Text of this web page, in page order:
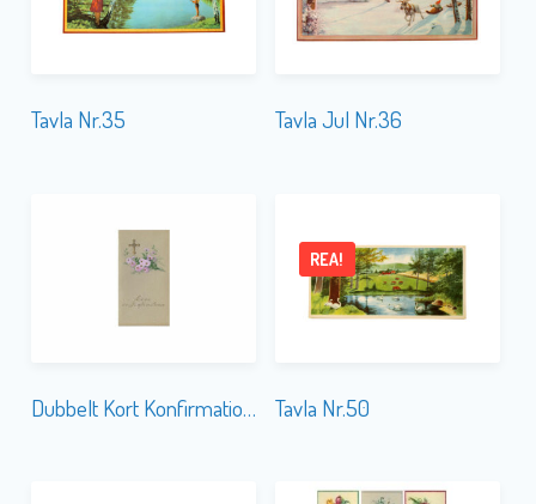
Tavla Nr.35 Tavla Jul Nr.36
Dubbelt Kort Konfirmation Nr. 613 Äkta Gamla Tavla Nr.50
REA!